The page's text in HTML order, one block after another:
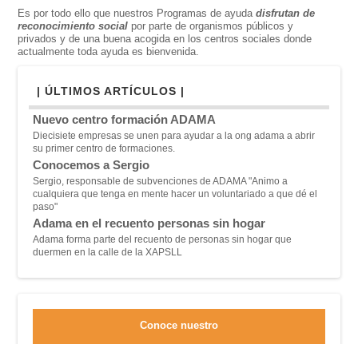
Es por todo ello que nuestros Programas de ayudadisfrutan de
reconocimiento social por parte de organismos públicos y
privados y de una buena acogida en los centros sociales donde
actualmente toda ayuda es bienvenida.
| ÚLTIMOS ARTÍCULOS |
Nuevo centro formación ADAMA
Diecisiete empresas se unen para ayudar a la ong adama a abrir
su primer centro de formaciones.
Conocemos a Sergio
Sergio, responsable de subvenciones de ADAMA "Animo a
cualquiera que tenga en mente hacer un voluntariado a que dé el
paso"
Adama en el recuento personas sin hogar
Adama forma parte del recuento de personas sin hogar que
duermen en la calle de la XAPSLL
Conoce nuestro